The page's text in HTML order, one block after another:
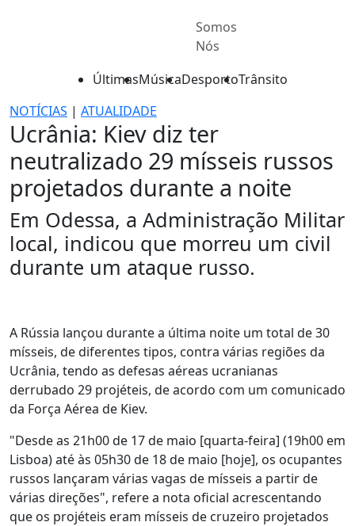
Somos
Nós
ÚltimasMúsicaDesportoTrânsito
NOTÍCIAS | ATUALIDADE
Ucrânia: Kiev diz ter
neutralizado 29 mísseis russos
projetados durante a noite
Em Odessa, a Administração Militar
local, indicou que morreu um civil
durante um ataque russo.
A Rússia lançou durante a última noite um total de 30
mísseis, de diferentes tipos, contra várias regiões da
Ucrânia, tendo as defesas aéreas ucranianas
derrubado 29 projéteis, de acordo com um comunicado
da Força Aérea de Kiev.
"Desde as 21h00 de 17 de maio [quarta-feira] (19h00 em
Lisboa) até às 05h30 de 18 de maio [hoje], os ocupantes
russos lançaram várias vagas de mísseis a partir de
várias direções", refere a nota oficial acrescentando
que os projéteis eram mísseis de cruzeiro projetados